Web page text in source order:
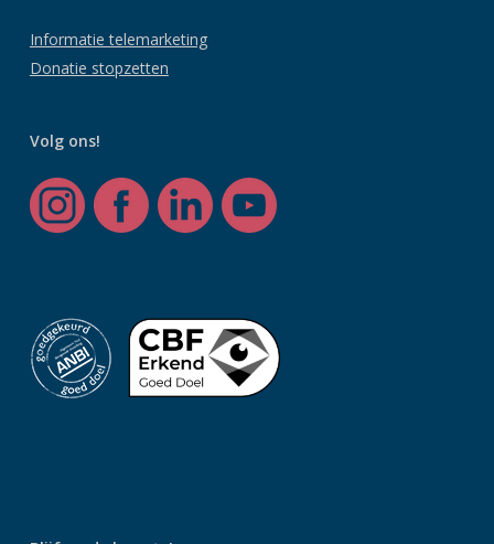
Informatie telemarketing
Donatie stopzetten
Volg ons!